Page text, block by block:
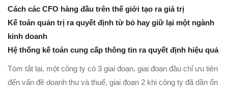
Cách các CFO hàng đầu trên thế giới tạo ra giá trị
Kế toán quản trị ra quyết định từ bỏ hay giữ lại một ngành
kinh doanh
Hệ thống kế toán cung cấp thông tin ra quyết định hiệu quả
Tóm tắt lại, một công ty có 3 giai đoạn, giai đoạn đầu chỉ ưu tiên
đến vấn đề doanh thu và thuế, giai đoạn 2 khi công ty đã dần ổn